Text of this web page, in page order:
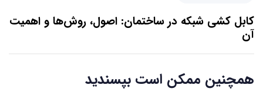
کابل کشی شبکه در ساختمان: اصول، روش‌ها و اهمیت
آن
همچنین ممکن است بپسندید